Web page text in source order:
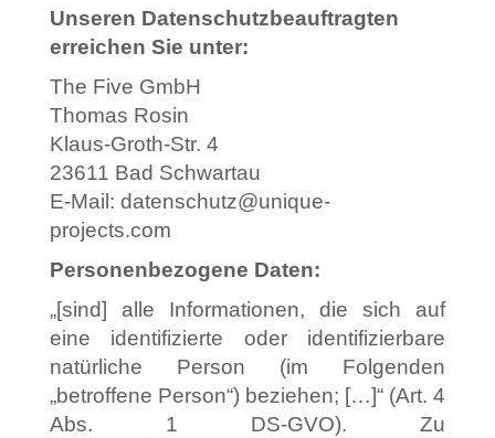
Unseren Datenschutzbeauftragten
erreichen Sie unter:
The Five GmbH
Thomas Rosin
Klaus-Groth-Str. 4
23611 Bad Schwartau
E-Mail: datenschutz@unique-
projects.com
Personenbezogene Daten:
„[sind] alle Informationen, die sich auf
eine identifizierte oder identifizierbare
natürliche Person (im Folgenden
„betroffene Person“) beziehen; […]“ (Art. 4
Abs. 1 DS-GVO). Zu